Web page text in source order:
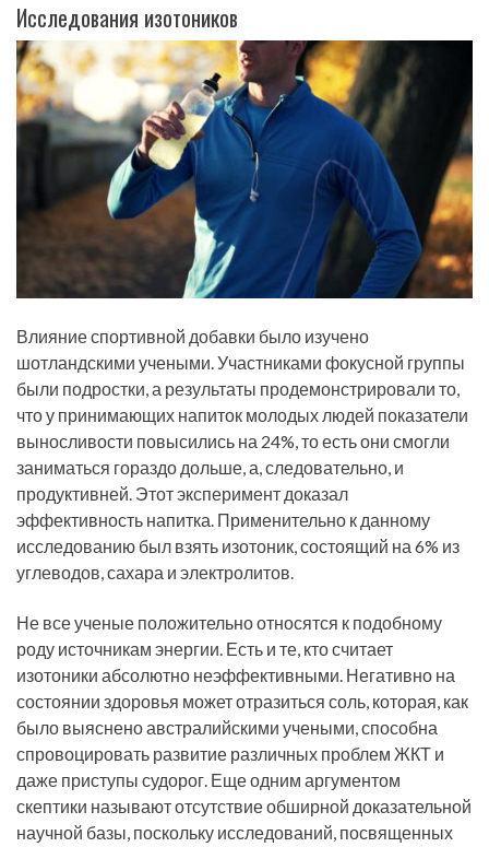
Исследования изотоников
Влияние спортивной добавки было изучено
шотландскими учеными. Участниками фокусной группы
были подростки, а результаты продемонстрировали то,
что у принимающих напиток молодых людей показатели
выносливости повысились на 24%, то есть они смогли
заниматься гораздо дольше, а, следовательно, и
продуктивней. Этот эксперимент доказал
эффективность напитка. Применительно к данному
исследованию был взять изотоник, состоящий на 6% из
углеводов, сахара и электролитов.
Не все ученые положительно относятся к подобному
роду источникам энергии. Есть и те, кто считает
изотоники абсолютно неэффективными. Негативно на
состоянии здоровья может отразиться соль, которая, как
было выяснено австралийскими учеными, способна
спровоцировать развитие различных проблем ЖКТ и
даже приступы судорог. Еще одним аргументом
скептики называют отсутствие обширной доказательной
научной базы, поскольку исследований, посвященных